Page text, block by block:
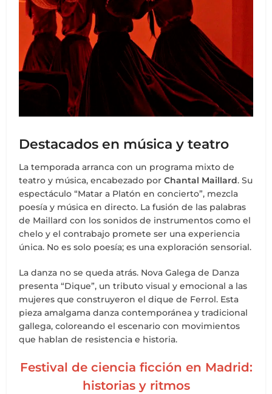
Destacados en música y teatro
La temporada arranca con un programa mixto de
teatro y música, encabezado porChantal Maillard. Su
espectáculo “Matar a Platón en concierto”, mezcla
poesía y música en directo. La fusión de las palabras
de Maillard con los sonidos de instrumentos como el
chelo y el contrabajo promete ser una experiencia
única. No es solo poesía; es una exploración sensorial.
La danza no se queda atrás. Nova Galega de Danza
presenta “Dique”, un tributo visual y emocional a las
mujeres que construyeron el dique de Ferrol. Esta
pieza amalgama danza contemporánea y tradicional
gallega, coloreando el escenario con movimientos
que hablan de resistencia e historia.
Festival de ciencia ficción en Madrid:
historias y ritmos